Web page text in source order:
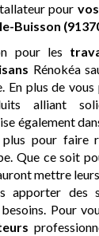
pour
Buisson
pour les
Rénokéa
En plus de
alliant
également
plus pour faire
Que ce soit
mettre
apporter des
Pour